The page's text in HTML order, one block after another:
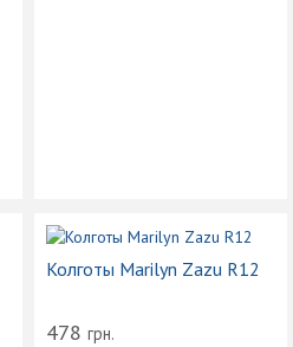
Колготы Marilyn Zazu R12
478 грн.